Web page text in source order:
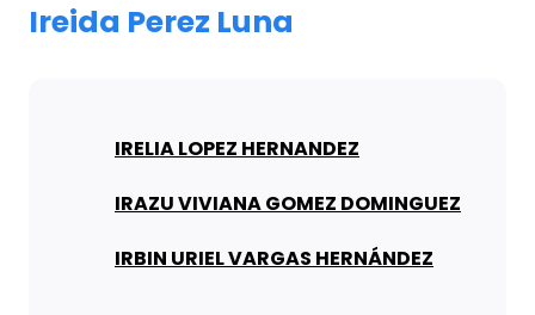
Ireida Perez Luna
IRELIA LOPEZ HERNANDEZ
IRAZU VIVIANA GOMEZ DOMINGUEZ
IRBIN URIEL VARGAS HERNÁNDEZ